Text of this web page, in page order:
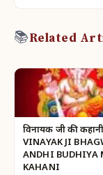
📚Related
विनायक जी की
VINAYAK JI
ANDHI BUDHIYA
KAHANI